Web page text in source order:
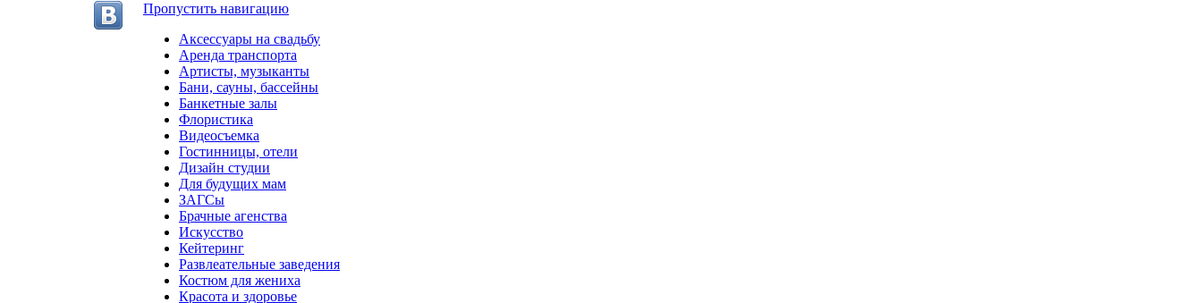
Пропустить навигацию
Аксессуары на свадьбу
Аренда транспорта
Артисты, музыканты
Бани, сауны, бассейны
Банкетные залы
Флористика
Видеосъемка
Гостинницы, отели
Дизайн студии
Для будущих мам
ЗАГСы
Брачные агенства
Искусство
Кейтеринг
Развлеательные заведения
Костюм для жениха
Красота и здоровье